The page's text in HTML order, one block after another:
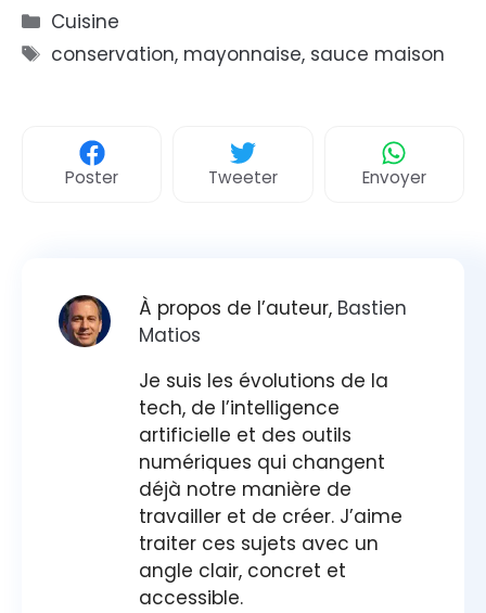
Catégories
Cuisine
Étiquettes
conservation, mayonnaise, sauce maison
Poster Tweeter Envoyer
À propos de l’auteur, Bastien
Matios
Je suis les évolutions de la
tech, de l’intelligence
artificielle et des outils
numériques qui changent
déjà notre manière de
travailler et de créer. J’aime
traiter ces sujets avec un
angle clair, concret et
accessible.